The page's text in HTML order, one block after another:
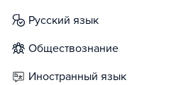
русский язык
обществознание
иностранный язык